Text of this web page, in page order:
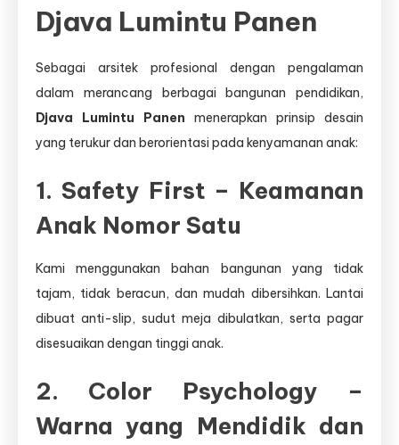
Djava Lumintu Panen
Sebagai arsitek profesional dengan pengalaman
dalam merancang berbagai bangunan pendidikan,
Djava Lumintu Panen menerapkan prinsip desain
yang terukur dan berorientasi pada kenyamanan anak:
1. Safety First – Keamanan
Anak Nomor Satu
Kami menggunakan bahan bangunan yang tidak
tajam, tidak beracun, dan mudah dibersihkan. Lantai
dibuat anti-slip, sudut meja dibulatkan, serta pagar
disesuaikan dengan tinggi anak.
2. Color Psychology –
Warna yang Mendidik dan